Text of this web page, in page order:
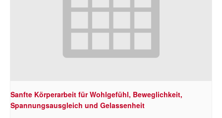
Sanfte Körperarbeit für Wohlgefühl, Beweglichkeit,
Spannungsausgleich und Gelassenheit